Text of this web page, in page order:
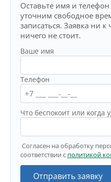
Оставьте имя и
уточним свободное
записаться. Заявка ни
ничего не стоит.
Ваше имя
Телефон
Что беспокоит или когда
Согласен на обработку
соответствии с политикой
Отправить заявку